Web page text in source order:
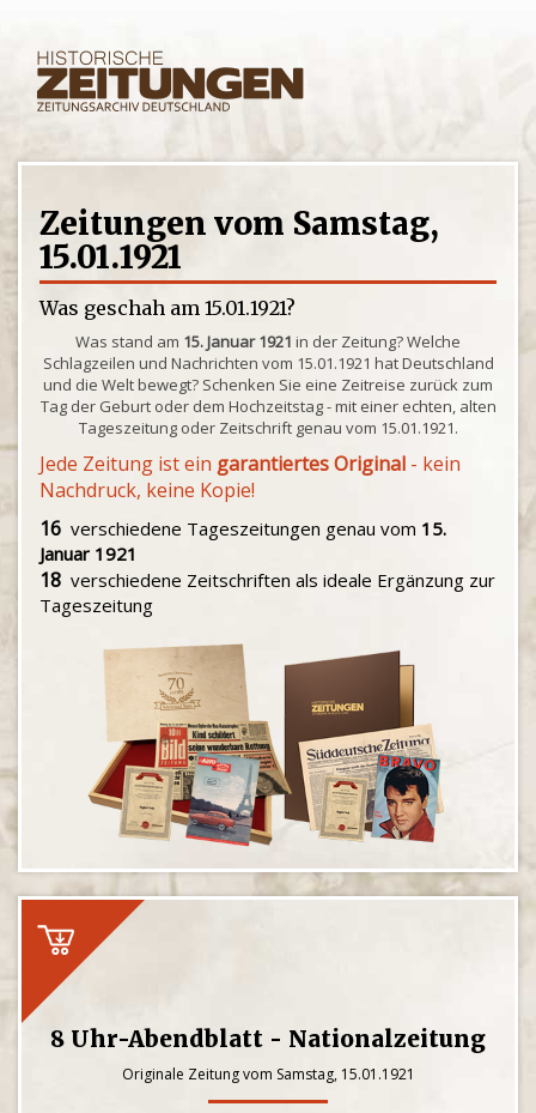
Zeitungen vom Samstag,
15.01.1921
Was geschah am 15.01.1921?
Was stand am 15. Januar 1921 in der Zeitung? Welche
Schlagzeilen und Nachrichten vom 15.01.1921 hat Deutschland
und die Welt bewegt? Schenken Sie eine Zeitreise zurück zum
Tag der Geburt oder dem Hochzeitstag - mit einer echten, alten
Tageszeitung oder Zeitschrift genau vom 15.01.1921.
Jede Zeitung ist ein garantiertes Original - kein
Nachdruck, keine Kopie!
16 verschiedene Tageszeitungen genau vom 15.
Januar 1921
18 verschiedene Zeitschriften als ideale Ergänzung zur
Tageszeitung
8 Uhr-Abendblatt - Nationalzeitung
Originale Zeitung vom Samstag, 15.01.1921